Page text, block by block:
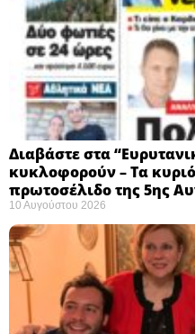
Διαβάστε στα
κυκλοφορούν – Τα
πρωτοσέλιδο της 5ης
10 Αυγούστου 2026